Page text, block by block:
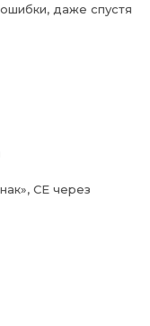
даже спустя
СЕ через